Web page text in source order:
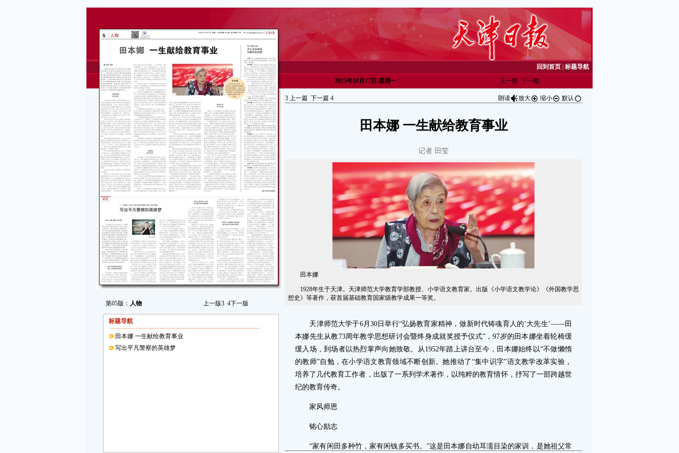
第05版： 人物 上一版3 4下一版
标题导航
田本娜 一生献给教育事业
写出平凡警察的英雄梦
回到首页 标题导航
2025年10月27日 星期一
上一期 下一期
3 上一篇 下一篇 4 朗读 放大 缩小 默认
田本娜 一生献给教育事业
记者 田莹
田本娜
1928年生于天津。天津师范大学教育学部教授、小学语文教育家。出版《小学语文教学论》《外国教学思
想史》等著作，获首届基础教育国家级教学成果一等奖。
天津师范大学于6月30日举行“弘扬教育家精神，做新时代铸魂育人的‘大先生’——田
本娜先生从教73周年教学思想研讨会暨终身成就奖授予仪式”，97岁的田本娜坐着轮椅缓
缓入场，到场者以热烈掌声向她致敬。从1952年踏上讲台至今，田本娜始终以“不做懒惰
的教师”自勉，在小学语文教育领域不断创新。她推动了“集中识字”语文教学改革实验，
培养了几代教育工作者，出版了一系列学术著作，以纯粹的教育情怀，抒写了一部跨越世
纪的教育传奇。
家风师恩
铭心励志
“家有闲田多种竹，家有闲钱多买书。”这是田本娜自幼耳濡目染的家训，是她祖父常